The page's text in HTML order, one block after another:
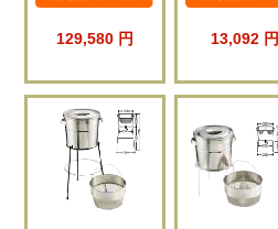
129,580 円 13,092 円